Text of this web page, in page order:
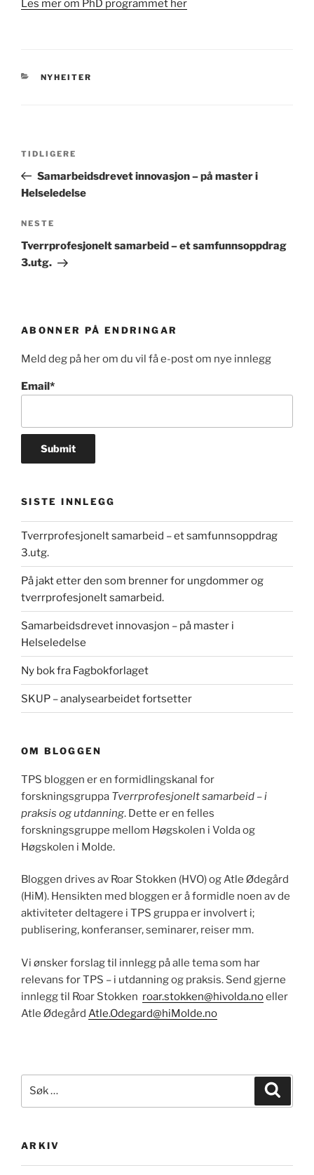
Les mer om PhD programmet her
KATEGORIER
NYHEITER
Forrige
innlegg
TIDLIGERE
Samarbeidsdrevet innovasjon – på master i
Helseledelse
Neste
innlegg
NESTE
Tverrprofesjonelt samarbeid – et samfunnsoppdrag
3.utg.
ABONNER PÅ ENDRINGAR
Meld deg på her om du vil få e-post om nye innlegg
Email*
SISTE INNLEGG
Tverrprofesjonelt samarbeid – et samfunnsoppdrag
3.utg.
På jakt etter den som brenner for ungdommer og
tverrprofesjonelt samarbeid.
Samarbeidsdrevet innovasjon – på master i
Helseledelse
Ny bok fra Fagbokforlaget
SKUP – analysearbeidet fortsetter
OM BLOGGEN
TPS bloggen er en formidlingskanal for
forskningsgruppa Tverrprofesjonelt samarbeid – i
praksis og utdanning. Dette er en felles
forskningsgruppe mellom Høgskolen i Volda og
Høgskolen i Molde.
Bloggen drives av Roar Stokken (HVO) og Atle Ødegård
(HiM). Hensikten med bloggen er å formidle noen av de
aktiviteter deltagere i TPS gruppa er involvert i;
publisering, konferanser, seminarer, reiser mm.
Vi ønsker forslag til innlegg på alle tema som har
relevans for TPS – i utdanning og praksis. Send gjerne
innlegg til Roar Stokken roar.stokken@hivolda.noeller
Atle Ødegård Atle.Odegard@hiMolde.no
etter:
ARKIV